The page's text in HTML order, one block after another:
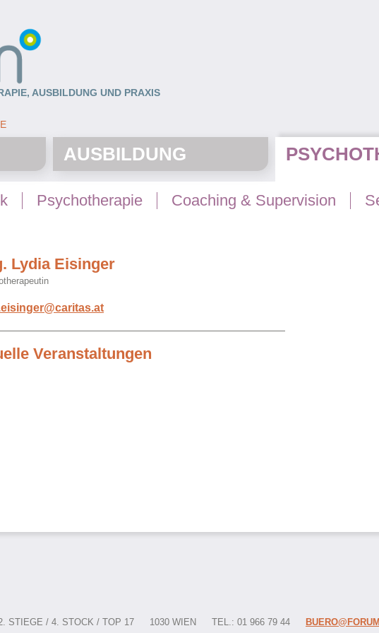
AUSBILDUNG UND PRAXIS
AUSBILDUNG
Psychotherapie Coaching & Supervision
Lydia Eisinger
Veranstaltungen
STIEGE / 4. STOCK / TOP 17 1030 WIEN TEL.: 01 966 79 44